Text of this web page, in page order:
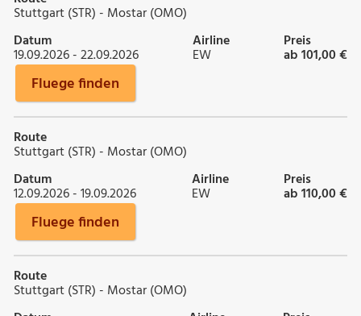
Stuttgart (STR) - Mostar (OMO)
Datum
19.09.2026 - 22.09.2026
Airline
EW
Preis
ab 101,00 €
Fluege finden
Route
Stuttgart (STR) - Mostar (OMO)
Datum
12.09.2026 - 19.09.2026
Airline
EW
Preis
ab 110,00 €
Fluege finden
Route
Stuttgart (STR) - Mostar (OMO)